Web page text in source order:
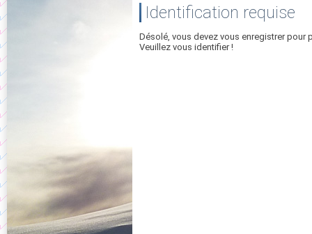
Identification requise
Désolé, vous devez vous enregistrer pour
Veuillez vous identifier !